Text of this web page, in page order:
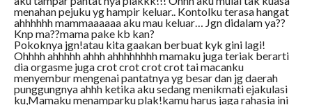
menahan pejuku yg hampir keluar.. Kontolku terasa hangat
ahhhhhh mammaaaaaa aku mau keluar… Jgn didalam ya??
Knp ma??mama pake kb kan?
Pokoknya jgn!atau kita gaakan berbuat kyk gini lagi!
Ohhhh ahhhhh ahhh ahhhhhhhh mamaku juga teriak berarti
dia orgasme juga crot crot crot crot tai macanku
menyembur mengenai pantatnya yg besar dan jg daerah
punggungnya ahhh ketika aku sedang menikmati ejakulasi
ku,Mamaku menamparku plak!kamu harus jaga rahasia ini